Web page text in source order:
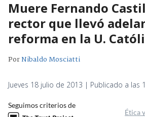
Muere Fernando
rector que llevó
reforma en la U.
PorNibaldo Mosciatti
Jueves 18 julio de 2013 | Publicado a las
Seguimos criterios de
Ética